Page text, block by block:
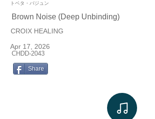
トベタ・バジュン
Brown Noise (Deep Unbinding)
CROIX HEALING
Apr 17, 2026
CHDD-2043
Share